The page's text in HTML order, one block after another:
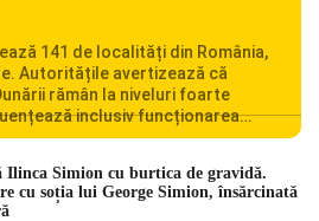
141 de localități din România,
Autoritățile avertizează că
rămân la niveluri foarte
inclusiv funcționarea
Cernavodă. România se confruntă
perioade din punct de vedere
Lipsa […]
Ilinca Simion cu burtica de gravidă.
cu soția lui George Simion, însărcinată